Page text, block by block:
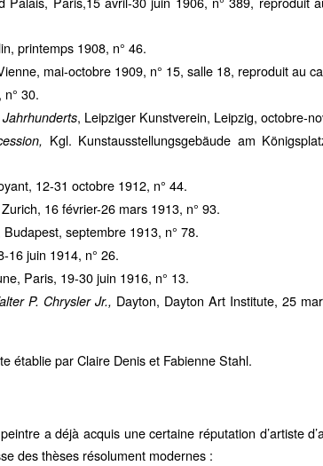
printemps 1908, n° 46.
mai-octobre 1909, n° 15, salle 18, reproduit au
30.
, Leipziger Kunstverein, Leipzig, octobre-
Kgl. Kunstausstellungsgebäude am
12-31 octobre 1912, n° 44.
16 février-26 mars 1913, n° 93.
septembre 1913, n° 78.
16 juin 1914, n° 26.
Paris, 19-30 juin 1916, n° 13.
P. Chrysler Jr., Dayton, Dayton Art Institute, 25
établie par Claire Denis et Fabienne Stahl.
a déjà acquis une certaine réputation d’artiste
des thèses résolument modernes :